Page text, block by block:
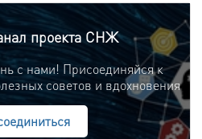
проекта СНЖ
с нами! Присоединяйся к
советов и вдохновения